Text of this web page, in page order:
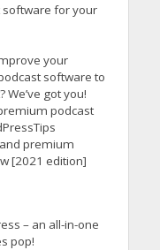
for your
your
software to
got you!
podcast
premium
[2021 edition]
– an all-in-one
pop!